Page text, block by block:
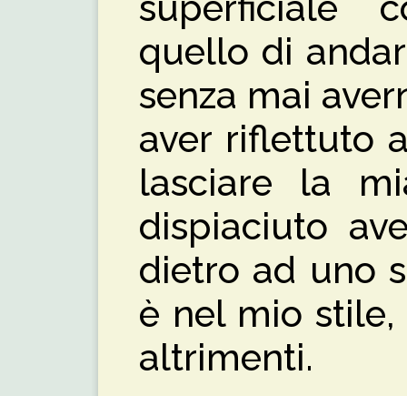
quello di
senza mai
aver riflettuto
lasciare la
dispiaciuto
dietro ad uno
è nel mio
altrimenti.